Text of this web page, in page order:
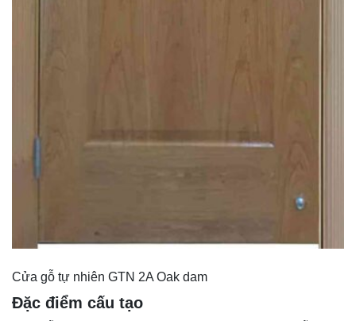
Cửa gỗ tự nhiên GTN 2A Oak dam
Đặc điểm cấu tạo